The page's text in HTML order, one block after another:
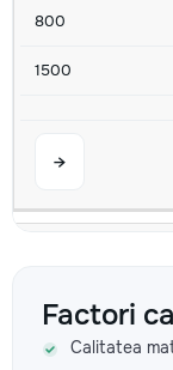
800
1500
→
350
750
Factori
Calitatea